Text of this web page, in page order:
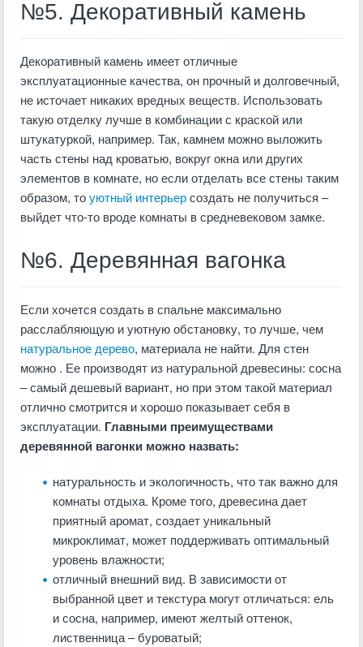
№5. Декоративный камень
Декоративный камень имеет отличные
эксплуатационные качества, он прочный и долговечный,
не источает никаких вредных веществ. Использовать
такую отделку лучше в комбинации с краской или
штукатуркой, например. Так, камнем можно выложить
часть стены над кроватью, вокруг окна или других
элементов в комнате, но если отделать все стены таким
образом, тоуютный интерьерсоздать не получиться –
выйдет что-то вроде комнаты в средневековом замке.
№6. Деревянная вагонка
Если хочется создать в спальне максимально
расслабляющую и уютную обстановку, то лучше, чем
натуральное дерево, материала не найти. Для стен
можно . Ее производят из натуральной древесины: сосна
– самый дешевый вариант, но при этом такой материал
отлично смотрится и хорошо показывает себя в
эксплуатации. Главными преимуществами
деревянной вагонки можно назвать:
натуральность и экологичность, что так важно для
комнаты отдыха. Кроме того, древесина дает
приятный аромат, создает уникальный
микроклимат, может поддерживать оптимальный
уровень влажности;
отличный внешний вид. В зависимости от
выбранной цвет и текстура могут отличаться: ель
и сосна, например, имеют желтый оттенок,
лиственница – буроватый;